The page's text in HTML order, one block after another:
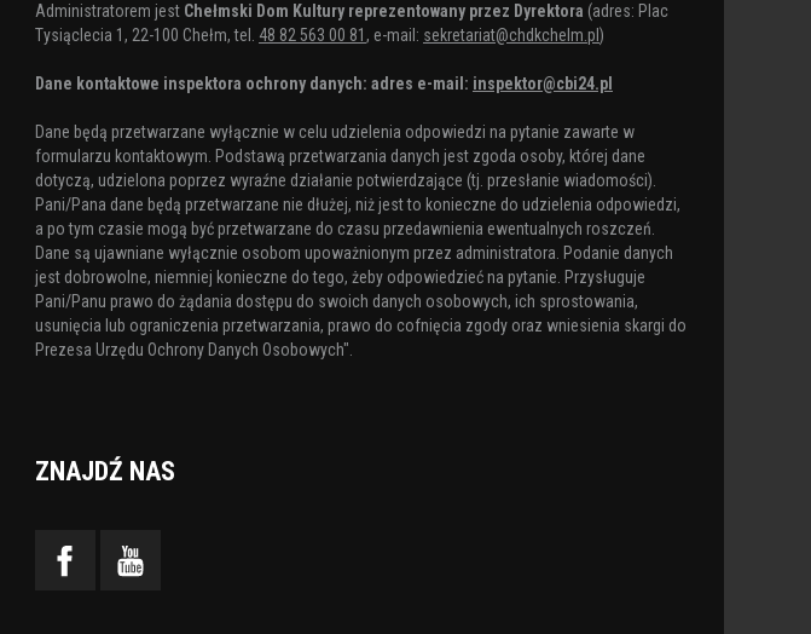
Administratorem jest Chełmski Dom Kultury reprezentowany przez Dyrektora (adres: Plac
Tysiąclecia 1, 22-100 Chełm, tel. 48 82 563 00 81 , e-mail: sekretariat@chdkchelm.pl )
Dane kontaktowe inspektora ochrony danych: adres e-mail: inspektor@cbi24.pl
Dane będą przetwarzane wyłącznie w celu udzielenia odpowiedzi na pytanie zawarte w
formularzu kontaktowym. Podstawą przetwarzania danych jest zgoda osoby, której dane
dotyczą, udzielona poprzez wyraźne działanie potwierdzające (tj. przesłanie wiadomości).
Pani/Pana dane będą przetwarzane nie dłużej, niż jest to konieczne do udzielenia odpowiedzi,
a po tym czasie mogą być przetwarzane do czasu przedawnienia ewentualnych roszczeń.
Dane są ujawniane wyłącznie osobom upoważnionym przez administratora. Podanie danych
jest dobrowolne, niemniej konieczne do tego, żeby odpowiedzieć na pytanie. Przysługuje
Pani/Panu prawo do żądania dostępu do swoich danych osobowych, ich sprostowania,
usunięcia lub ograniczenia przetwarzania, prawo do cofnięcia zgody oraz wniesienia skargi do
Prezesa Urzędu Ochrony Danych Osobowych".
ZNAJDŹ NAS